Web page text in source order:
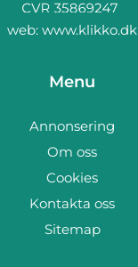
web: www.klikko.dk
Menu
Annonsering
Om oss
Cookies
Kontakta oss
Sitemap